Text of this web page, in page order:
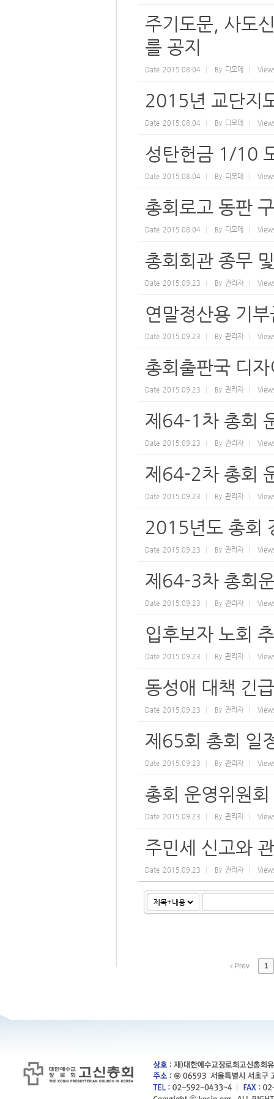
주기도문, 사도
를 공지
Date 2015.08.04 By 디모데
2015년 교단지
Date 2015.08.04 By 디모데
성탄헌금 1/10
Date 2015.08.04 By 디모데
총회로고 동판
Date 2015.08.04 By 디모데
총회회관 종무
Date 2015.09.23 By 관리자
연말정산용 기
Date 2015.09.23 By 관리자
총회출판국 디
Date 2015.09.23 By 관리자
제64-1차 총회
Date 2015.09.23 By 관리자
제64-2차 총회
Date 2015.09.23 By 관리자
2015년도 총회
Date 2015.09.23 By 관리자
제64-3차 총회
Date 2015.09.23 By 관리자
입후보자 노회
Date 2015.09.23 By 관리자
동성애 대책 긴
Date 2015.09.23 By 관리자
제65회 총회 일
Date 2015.09.23 By 관리자
총회 운영위원
Date 2015.09.23 By 관리자
주민세 신고와
Date 2015.09.23 By 관리자
Prev 1